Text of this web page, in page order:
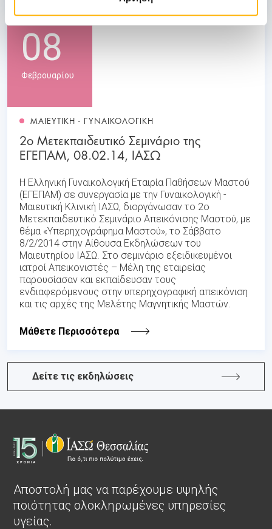
08
Φεβρουαρίου
ΜΑΙΕΥΤΙΚΗ - ΓΥΝΑΙΚΟΛΟΓΙΚΗ
2ο Μετεκπαιδευτικό Σεμινάριο της
ΕΓΕΠΑΜ, 08.02.14, ΙΑΣΩ
Η Ελληνική Γυναικολογική Εταιρία Παθήσεων Μαστού
(ΕΓΕΠΑΜ) σε συνεργασία με την Γυναικολογική -
Μαιευτική Κλινική ΙΑΣΩ, διοργάνωσαν το 2ο
Μετεκπαιδευτικό Σεμινάριο Απεικόνισης Μαστού, με
θέμα «Υπερηχογράφημα Μαστού», το Σάββατο
8/2/2014 στην Αίθουσα Εκδηλώσεων του
Μαιευτηρίου ΙΑΣΩ. Στο σεμινάριο εξειδικευμένοι
ιατροί Απεικονιστές – Μέλη της εταιρείας
παρουσίασαν και εκπαίδευσαν τους
ενδιαφερόμενους στην υπερηχογραφική απεικόνιση
και τις αρχές της Μελέτης Μαγνητικής Μαστών.
Μάθετε Περισσότερα
Δείτε τις εκδηλώσεις
Αποστολή μας να παρέχουμε υψηλής
ποιότητας ολοκληρωμένες υπηρεσίες
υγείας.